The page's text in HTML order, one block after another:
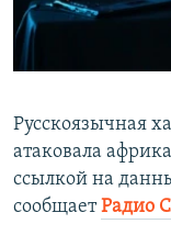
ПОБЕДИТЕЛЕЙ НЕ
УКРАИНСКАЯ
ПРИСОЕДИНЯЙТЕСЬ!
Все сайты RFE/
Русскоязычная
атаковала
ссылкой на
сообщаетРадио